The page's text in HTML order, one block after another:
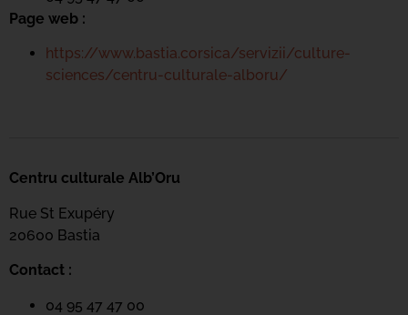
Page web :
https://www.bastia.corsica/servizii/culture-
sciences/centru-culturale-alboru/
Centru culturale Alb’Oru
Rue St Exupéry
20600 Bastia
Contact :
04 95 47 47 00